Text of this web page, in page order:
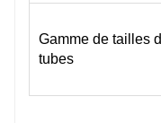
Gamme de tailles
tubes
Fichier G, DXF,
Fichier G, DXF,